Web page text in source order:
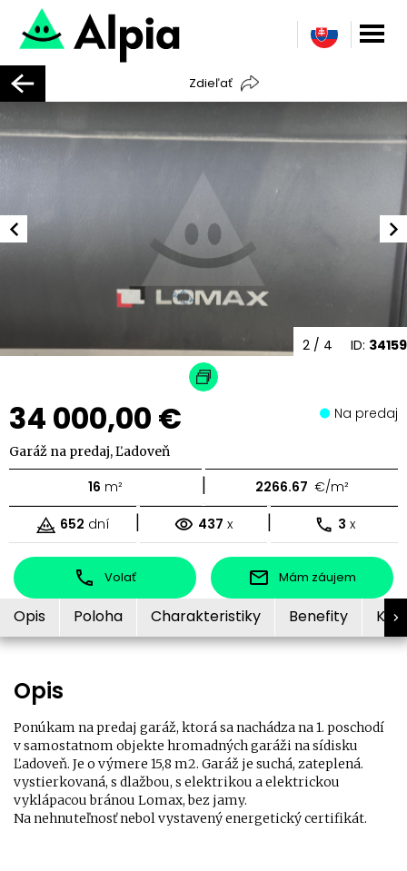
Zdieľať
ID: 34159
2 / 4
34 000,00 € Na predaj
Garáž na predaj, Ľadoveň
16 m² | 2266.67 €/m²
652 dní | 437 x | 3 x
Volať Mám záujem
Opis Poloha Charakteristiky Benefity
Opis
Ponúkam na predaj garáž, ktorá sa nachádza na 1. poschodí
v samostatnom objekte hromadných garáži na sídisku
Ľadoveň. Je o výmere 15,8 m2. Garáž je suchá, zateplená.
vystierkovaná, s dlažbou, s elektrikou a elektrickou
vyklápacou bránou Lomax, bez jamy.
Na nehnuteľnosť nebol vystavený energetický certifikát.